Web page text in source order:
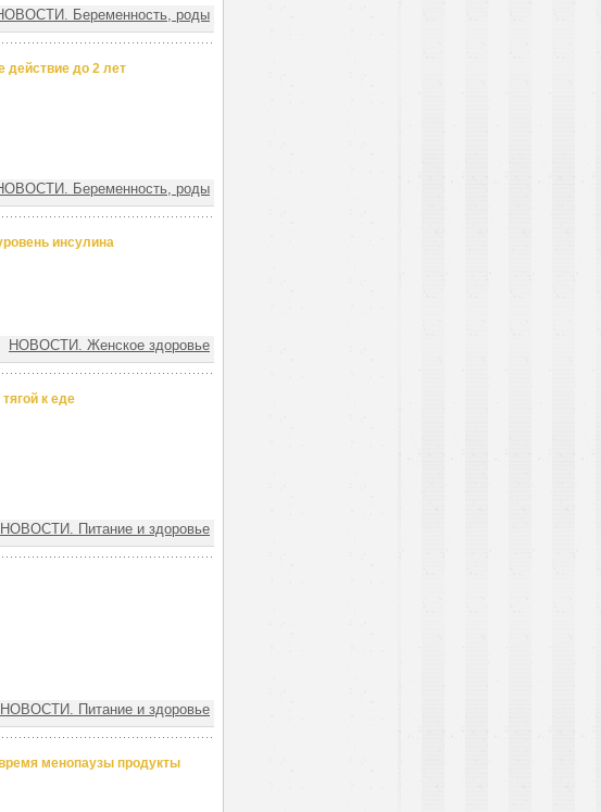
Беременность, роды
действие до 2 лет
Беременность, роды
инсулина
НОВОСТИ. Женское здоровье
к еде
НОВОСТИ. Питание и здоровье
НОВОСТИ. Питание и здоровье
менопаузы продукты